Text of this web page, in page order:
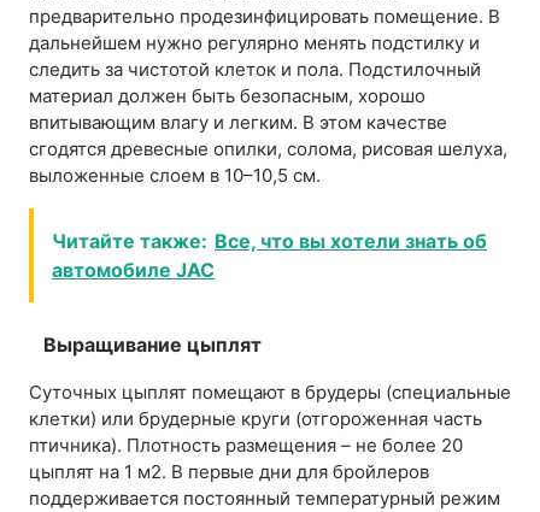
предварительно продезинфицировать помещение. В
дальнейшем нужно регулярно менять подстилку и
следить за чистотой клеток и пола. Подстилочный
материал должен быть безопасным, хорошо
впитывающим влагу и легким. В этом качестве
сгодятся древесные опилки, солома, рисовая шелуха,
выложенные слоем в 10–10,5 см.
Читайте также: Все, что вы хотели знать об
автомобиле JAC
Выращивание цыплят
Суточных цыплят помещают в брудеры (специальные
клетки) или брудерные круги (отгороженная часть
птичника). Плотность размещения – не более 20
цыплят на 1 м2. В первые дни для бройлеров
поддерживается постоянный температурный режим